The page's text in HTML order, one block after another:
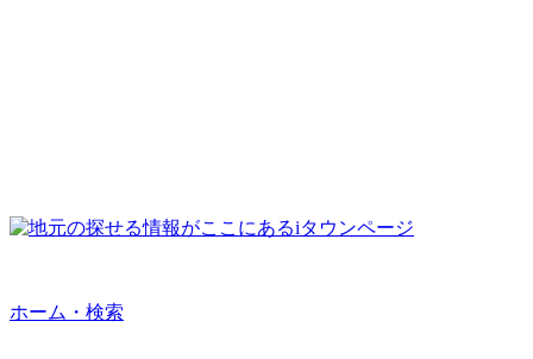
ホーム・検索